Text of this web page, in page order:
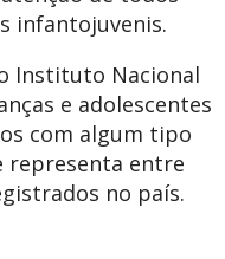
infantojuvenis.
Instituto Nacional
e adolescentes
com algum tipo
representa entre
no país.